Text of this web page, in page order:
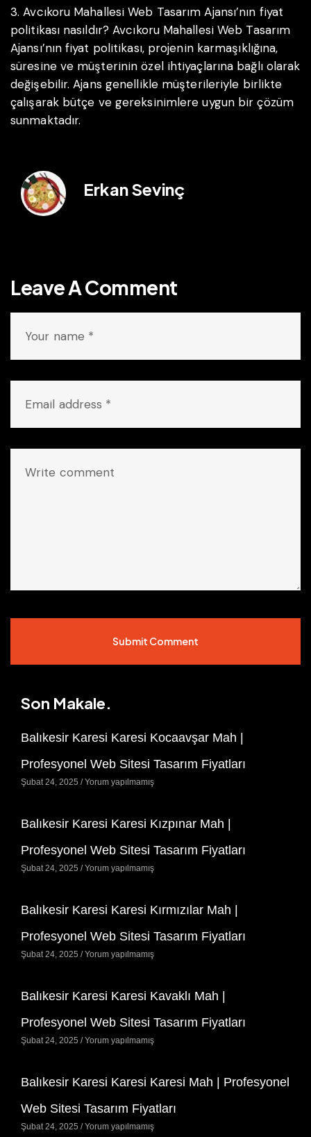
3. Avcıkoru Mahallesi Web Tasarım Ajansı’nın fiyat
politikası nasıldır? Avcıkoru Mahallesi Web Tasarım
Ajansı’nın fiyat politikası, projenin karmaşıklığına,
süresine ve müşterinin özel ihtiyaçlarına bağlı olarak
değişebilir. Ajans genellikle müşterileriyle birlikte
çalışarak bütçe ve gereksinimlere uygun bir çözüm
sunmaktadır.
Erkan Sevinç
Leave A Comment
Submit Comment
Son Makale.
Balıkesir Karesi Karesi Kocaavşar Mah |
Profesyonel Web Sitesi Tasarım Fiyatları
Şubat 24, 2025 Yorum yapılmamış
Balıkesir Karesi Karesi Kızpınar Mah |
Profesyonel Web Sitesi Tasarım Fiyatları
Şubat 24, 2025 Yorum yapılmamış
Balıkesir Karesi Karesi Kırmızılar Mah |
Profesyonel Web Sitesi Tasarım Fiyatları
Şubat 24, 2025 Yorum yapılmamış
Balıkesir Karesi Karesi Kavaklı Mah |
Profesyonel Web Sitesi Tasarım Fiyatları
Şubat 24, 2025 Yorum yapılmamış
Balıkesir Karesi Karesi Karesi Mah | Profesyonel
Web Sitesi Tasarım Fiyatları
Şubat 24, 2025 Yorum yapılmamış